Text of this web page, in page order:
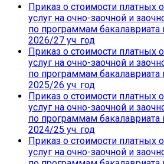
Приказ о стоимости платных
услуг на очно-заочной и
по программам бакалавриата
2026/27 уч. год
Приказ о стоимости платных
услуг на очно-заочной и
по программам бакалавриата
2025/26 уч. год
Приказ о стоимости платных
услуг на очно-заочной и
по программам бакалавриата
2024/25 уч. год
Приказ о стоимости платных
услуг на очно-заочной и